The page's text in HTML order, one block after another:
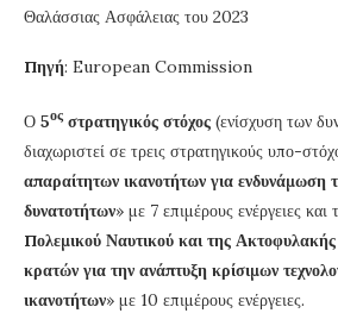
Θαλάσσιας Ασφάλειας του 2023
Πηγή: European Commission
Ο 5ος στρατηγικός στόχος (ενίσχυση των
διαχωριστεί σε τρεις στρατηγικούς υπο-
απαραίτητων ικανοτήτων για ενδυνάμωση
δυνατοτήτων» με 7 επιμέρους ενέργειες και
Πολεμικού Ναυτικού και της
κρατών για την ανάπτυξη κρίσιμων
ικανοτήτων» με 10 επιμέρους ενέργειες.